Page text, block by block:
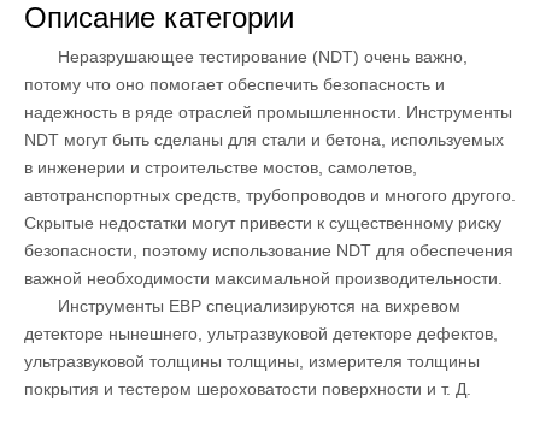
Описание категории
Неразрушающее тестирование (NDT) очень важно,
потому что оно помогает обеспечить безопасность и
надежность в ряде отраслей промышленности. Инструменты
NDT могут быть сделаны для стали и бетона, используемых
в инженерии и строительстве мостов, самолетов,
автотранспортных средств, трубопроводов и многого другого.
Скрытые недостатки могут привести к существенному риску
безопасности, поэтому использование NDT для обеспечения
важной необходимости максимальной производительности.
Инструменты EBP специализируются на вихревом
детекторе нынешнего, ультразвуковой детекторе дефектов,
ультразвуковой толщины толщины, измерителя толщины
покрытия и тестером шероховатости поверхности и т. Д.